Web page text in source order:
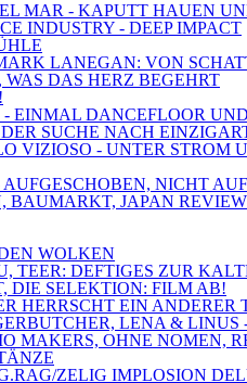
MAR - KAPUTT HAUEN
INDUSTRY - DEEP IMPACT
LANEGAN: VON
DAS HERZ BEGEHRT
- EINMAL DANCEFLOOR
SUCHE NACH
VIZIOSO - UNTER STROM
NICHT
JAPAN
WOLKEN
TEER: DEFTIGES ZUR
DIE SELEKTION: FILM AB!
HERRSCHT EIN ANDERER
LENA &
MAKERS, OHNE NOMEN,
ZELIG IMPLOSION